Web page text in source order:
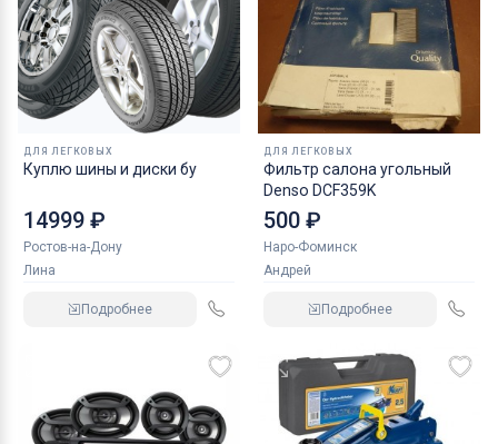
ДЛЯ ЛЕГКОВЫХ
Куплю шины и диски бу
14999 ₽
Ростов-на-Дону
Лина
Подробнее
ДЛЯ ЛЕГКОВЫХ
Фильтр салона угольный
Denso DCF359K
500 ₽
Наро-Фоминск
Андрей
Подробнее